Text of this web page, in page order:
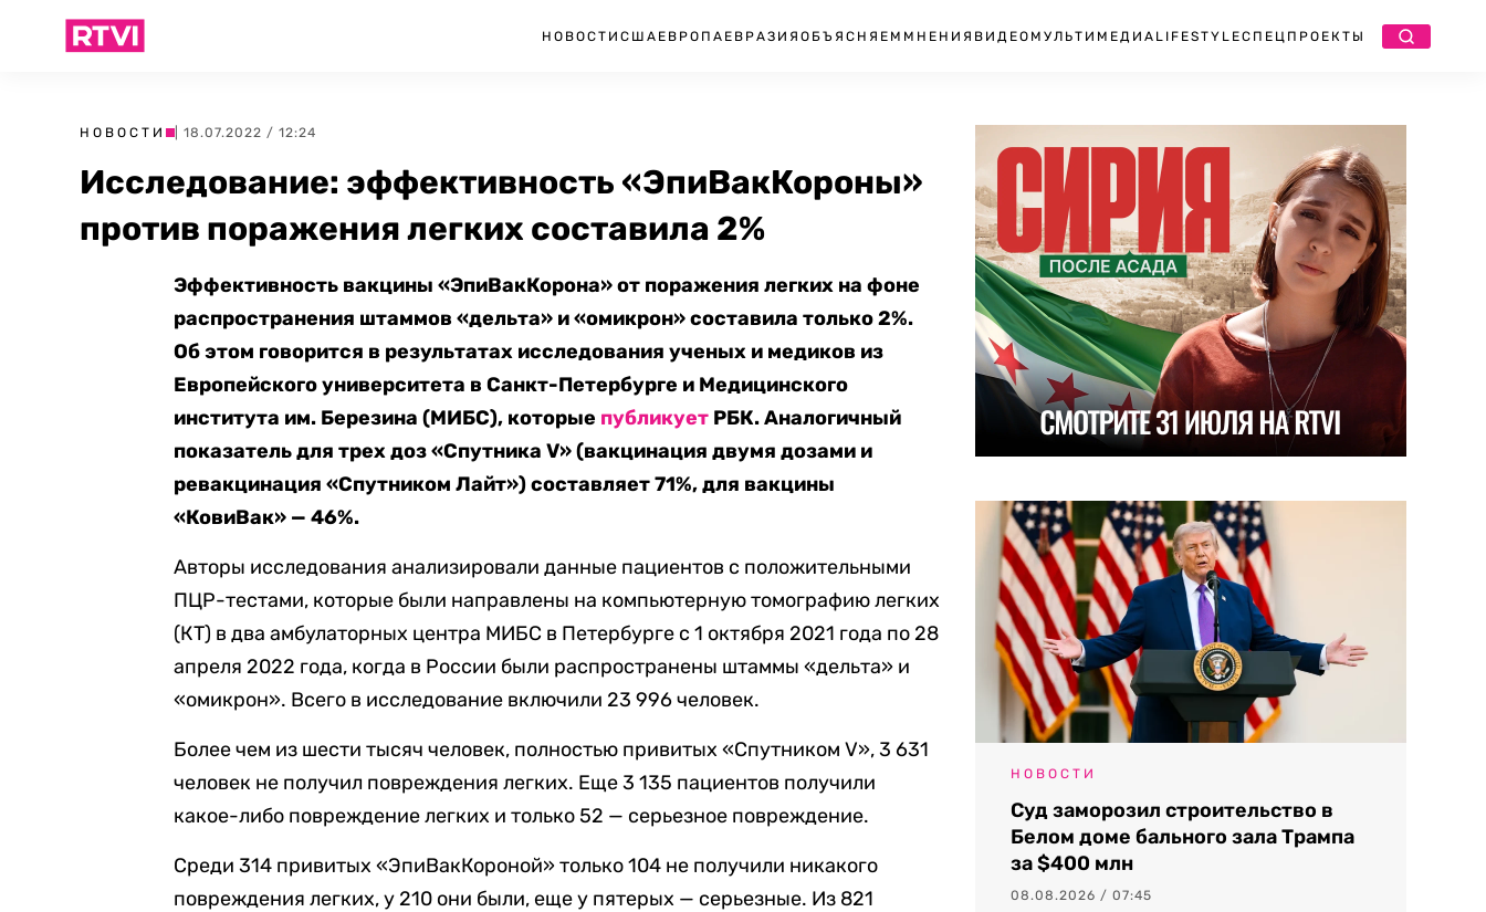
НОВОСТИ США ЕВРОПА ЕВРАЗИЯ ОБЪЯСНЯЕМ МНЕНИЯ ВИДЕО МУЛЬТИМЕДИА LIFESTYLEСПЕЦПРОЕКТЫ
НОВОСТИ | 18.07.2022 / 12:24
Исследование: эффективность «ЭпиВакКороны»
против поражения легких составила 2%
Эффективность вакцины «ЭпиВакКорона» от поражения легких на фоне
распространения штаммов «дельта» и «омикрон» составила только 2%.
Об этом говорится в результатах исследования ученых и медиков из
Европейского университета в Санкт-Петербурге и Медицинского
института им. Березина (МИБС), которые публикует РБК. Аналогичный
показатель для трех доз «Спутника V» (вакцинация двумя дозами и
ревакцинация «Спутником Лайт») составляет 71%, для вакцины
«КовиВак» — 46%.
Авторы исследования анализировали данные пациентов с положительными
ПЦР-тестами, которые были направлены на компьютерную томографию легких
(КТ) в два амбулаторных центра МИБС в Петербурге с 1 октября 2021 года по 28
апреля 2022 года, когда в России были распространены штаммы «дельта» и
«омикрон». Всего в исследование включили 23 996 человек.
Более чем из шести тысяч человек, полностью привитых «Спутником V», 3 631
человек не получил повреждения легких. Еще 3 135 пациентов получили
какое-либо повреждение легких и только 52 — серьезное повреждение.
Среди 314 привитых «ЭпиВакКороной» только 104 не получили никакого
повреждения легких, у 210 они были, еще у пятерых — серьезные. Из 821
НОВОСТИ
Суд заморозил строительство в
Белом доме бального зала Трампа
за $400 млн
08.08.2026 / 07:45